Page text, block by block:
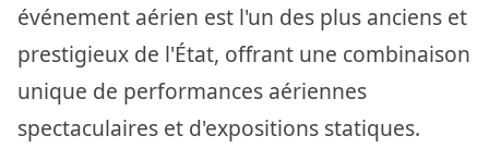
événement aérien est l'un des plus anciens et
prestigieux de l'État, offrant une combinaison
unique de performances aériennes
spectaculaires et d'expositions statiques.